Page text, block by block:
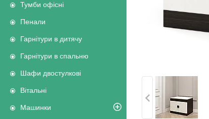
Тумби офісні
Пенали
Гарнітури в дитячу
Гарнітури в спальню
Шафи двостулкові
Вітальні
Машинки